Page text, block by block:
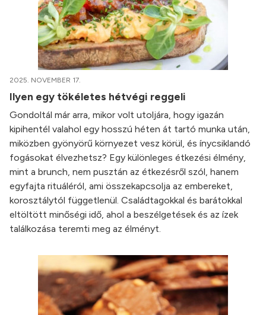
2025. NOVEMBER 17.
Ilyen egy tökéletes hétvégi reggeli
Gondoltál már arra, mikor volt utoljára, hogy igazán
kipihentél valahol egy hosszú héten át tartó munka után,
miközben gyönyörű környezet vesz körül, és ínycsiklandó
fogásokat élvezhetsz? Egy különleges étkezési élmény,
mint a brunch, nem pusztán az étkezésről szól, hanem
egyfajta rituáléról, ami összekapcsolja az embereket,
korosztálytól függetlenül. Családtagokkal és barátokkal
eltöltött minőségi idő, ahol a beszélgetések és az ízek
találkozása teremti meg az élményt.